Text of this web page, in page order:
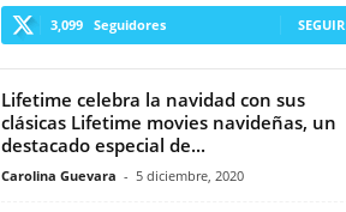
3,099 Seguidores SEGUIR
Lifetime celebra la navidad con sus
clásicas Lifetime movies navideñas, un
destacado especial de...
Carolina Guevara - 5 diciembre, 2020